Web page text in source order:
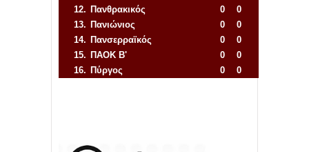
12. Πανθρακικός 0
0
13. Πανιώνιος 0
0
14. Πανσερραϊκός 0
0
15. ΠΑΟΚ Β' 0
0
16. Πύργος 0
0